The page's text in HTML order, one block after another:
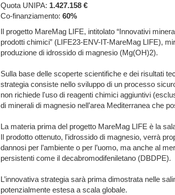
Quota UNIPA: 1.427.158 €
Co-finanziamento: 60%
Il progetto MareMag LIFE, intitolato “Innovativi
prodotti chimici” (LIFE23-ENV-IT-MareMag LIFE),
produzione di idrossido di magnesio (Mg(OH)2).
Sulla base delle scoperte scientifiche e dei risultati
strategia consiste nello sviluppo di un processo
non richiede l'uso di reagenti chimici aggiuntivi
di minerali di magnesio nell’area Mediterranea che
La materia prima del progetto MareMag LIFE è la
Il prodotto ottenuto, l'idrossido di magnesio, verrà
dannosi per l’ambiente o per l’uomo, ma anche al
persistenti come il decabromodifeniletano (DBDPE).
L’innovativa strategia sarà prima dimostrata nelle
potenzialmente estesa a scala globale.